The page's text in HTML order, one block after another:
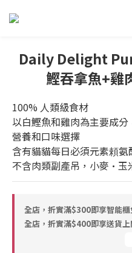
Daily Delight
鰹吞拿魚+雞
100% 人類級食材
以白鰹魚和雞肉為主要成
營養和口味選擇
含有貓貓每日必須元素頼
不含肉類副產吊，小麥·玉
全店，折實滿$300即享智能櫃
全店，折實滿$400即享送貨上